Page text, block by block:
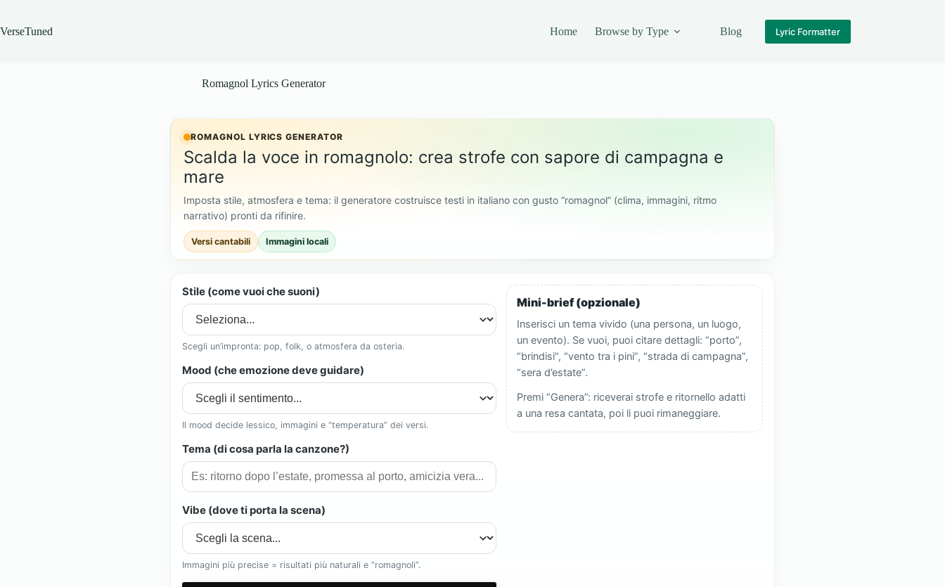
content
VerseTuned Home Browse by Type Blog Lyric Formatter
Romagnol Lyrics Generator
ROMAGNOL LYRICS GENERATOR
Scalda la voce in romagnolo: crea strofe con sapore di campagna e
mare
Imposta stile, atmosfera e tema: il generatore costruisce testi in italiano con gusto “romagnol” (clima, immagini, ritmo
narrativo) pronti da rifinire.
Versi cantabili Immagini locali
Stile (come vuoi che suoni)
Scegli un’impronta: pop, folk, o atmosfera da osteria.
Mood (che emozione deve guidare)
Il mood decide lessico, immagini e “temperatura” dei versi.
Tema (di cosa parla la canzone?)
Vibe (dove ti porta la scena)
Immagini più precise = risultati più naturali e “romagnoli”.
Mini-brief (opzionale)
Inserisci un tema vivido (una persona, un luogo,
un evento). Se vuoi, puoi citare dettagli: “porto”,
“brindisi”, “vento tra i pini”, “strada di campagna”,
“sera d’estate”.
Premi “Genera”: riceverai strofe e ritornello adatti
a una resa cantata, poi li puoi rimaneggiare.